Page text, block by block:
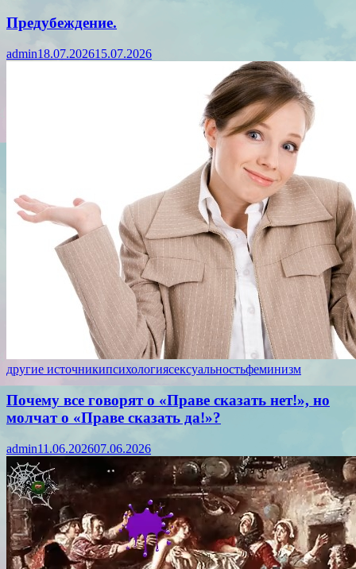
Предубеждение.
admin18.07.202615.07.2026
другие источникипсихологиясексуальностьфеминизм
Почему все говорят о «Праве сказать нет!», но
молчат о «Праве сказать да!»?
admin11.06.202607.06.2026